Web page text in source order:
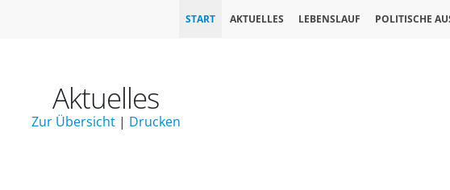
START AKTUELLES LEBENSLAUF POLITISCHE
Aktuelles
Zur Übersicht| Drucken